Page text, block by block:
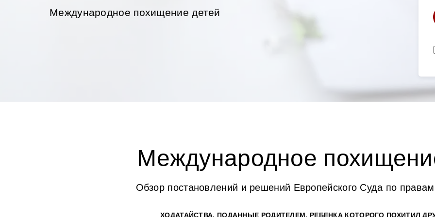
Международное похищение детей
Международное
Обзор постановлений и решений Европейского Суда по
ХОДАТАЙСТВА, ПОДАННЫЕ РОДИТЕЛЕМ, РЕБЕНКА КОТОРОГО ПОХИТИЛ